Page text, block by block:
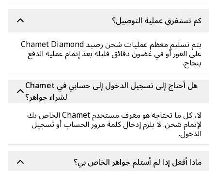
تستغرق عملية التوصيل؟
يتم تسليم معظم عمليات شحن رصيد Chamet Diamond
الفور أو في غضون دقائق قليلة بعد إتمام عملية الدفع
هل أحتاج إلى تسجيل الدخول إلى حسابي في Chamet
لشراء جواهر؟
لا، كل ما تحتاجه هو معرف مستخدم Chamet الخاص بك
شحن. لا يلزم إدخال كلمة مرور الحساب أو تسجيل
أفعل إذا لم أستلم جواهر الخاص بي؟